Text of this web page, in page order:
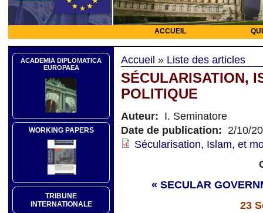
ACCUEIL
ACADEMIA DIPLOMATICA
EUROPAEA
WORKING PAPERS
TRIBUNE
INTERNATIONALE
Accueil » Liste des articles
SÉCULARISATION,
POLITIQUE
Auteur: I. Seminatore
Date de publication: 2/10/
Sécularisation, Islam, et
« SECULAR
23